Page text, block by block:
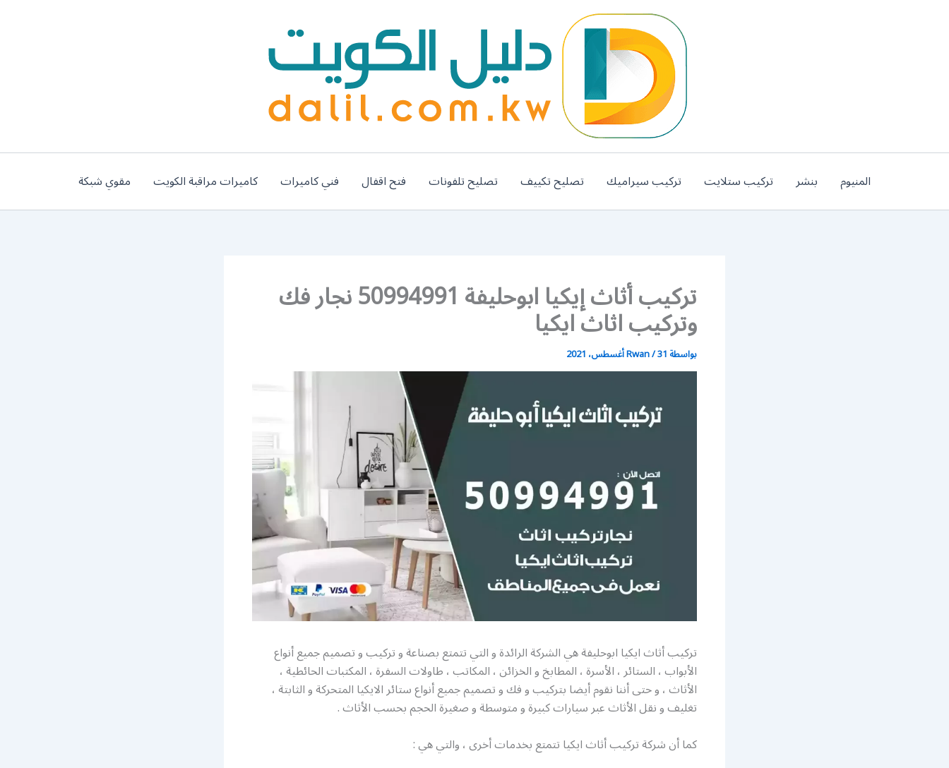
المنيوم بنشر تركيب ستلايت تركيب سيراميك تصليح تكييف تصليح تلفونات فتح اقفال فني كاميرات كاميرات مراقبة الكويت مقوي شبكة
تركيب أثاث إيكيا ابوحليفة 50994991 نجار فك
وتركيب اثاث ايكيا
بواسطة Rwan/31 أغسطس، 2021
تركيب أثاث ايكيا ابوحليفة هي الشركة الرائدة و التي تتمتع بصناعة و تركيب و تصميم جميع أنواع
الأبواب ، الستائر ، الأسرة ، المطابخ و الخزائن ، المكاتب ، طاولات السفرة ، المكتبات الحائطية ،
الأثاث ، و حتى أننا نقوم أيضا بتركيب و فك و تصميم جميع أنواع ستائر الايكيا المتحركة و الثابتة ،
تغليف و نقل الأثاث عبر سيارات كبيرة و متوسطة و صغيرة الحجم بحسب الأثاث .
كما أن شركة تركيب أثاث ايكيا تتمتع بخدمات أخرى ، والتي هي :